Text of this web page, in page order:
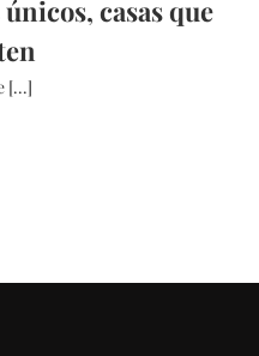
casas que
[...]